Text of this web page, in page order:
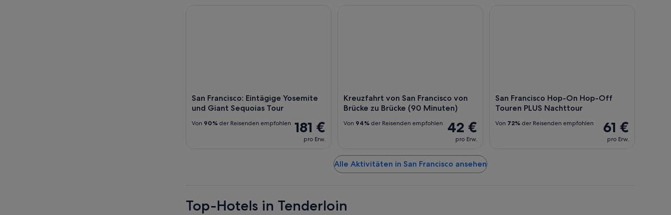
San Francisco: Eintägige Yosemite
und Giant Sequoias Tour
181 €
pro Erw.
Von 90% der Reisenden empfohlen
Kreuzfahrt von San Francisco von
Brücke zu Brücke (90 Minuten)
42 €
pro Erw.
Von 94% der Reisenden empfohlen
San Francisco Hop-On Hop-Off
Touren PLUS Nachttour
61 €
pro Erw.
Von 72% der Reisenden empfohlen
Alle Aktivitäten in San Francisco ansehen
Top-Hotels in Tenderloin